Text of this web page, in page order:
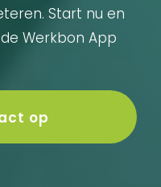
Start nu en
Werkbon App
op